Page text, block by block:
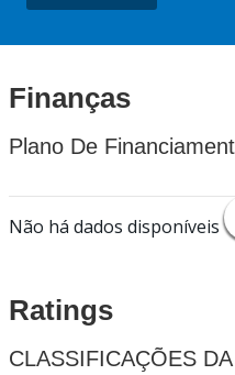
Finanças
Plano De
Não há dados disponíveis
Ratings
CLASSIFICAÇÕES